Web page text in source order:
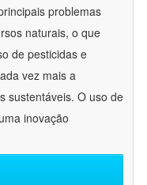
problemas
naturais, o que
de pesticidas e
vez mais a
sustentáveis. O uso de
inovação